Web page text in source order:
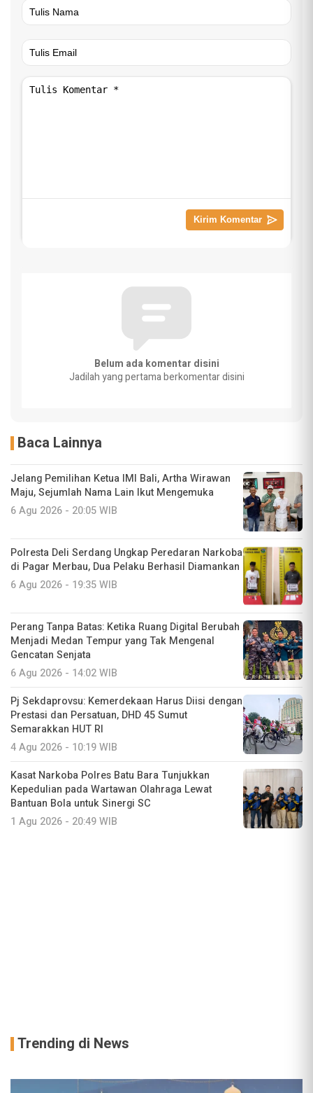
Belum ada komentar disini
Jadilah yang pertama berkomentar disini
Baca Lainnya
Jelang Pemilihan Ketua IMI Bali, Artha Wirawan
Maju, Sejumlah Nama Lain Ikut Mengemuka
6 Agu 2026 - 20:05 WIB
Polresta Deli Serdang Ungkap Peredaran Narkoba
di Pagar Merbau, Dua Pelaku Berhasil Diamankan
6 Agu 2026 - 19:35 WIB
Perang Tanpa Batas: Ketika Ruang Digital Berubah
Menjadi Medan Tempur yang Tak Mengenal
Gencatan Senjata
6 Agu 2026 - 14:02 WIB
Pj Sekdaprovsu: Kemerdekaan Harus Diisi dengan
Prestasi dan Persatuan, DHD 45 Sumut
Semarakkan HUT RI
4 Agu 2026 - 10:19 WIB
Kasat Narkoba Polres Batu Bara Tunjukkan
Kepedulian pada Wartawan Olahraga Lewat
Bantuan Bola untuk Sinergi SC
1 Agu 2026 - 20:49 WIB
Trending di News